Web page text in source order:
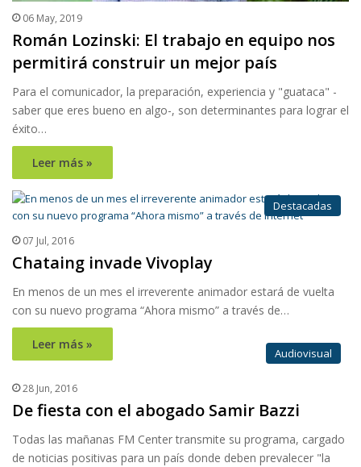
06 May, 2019
Román Lozinski: El trabajo en equipo nos
permitirá construir un mejor país
Para el comunicador, la preparación, experiencia y "guataca" -
saber que eres bueno en algo-, son determinantes para lograr el
éxito…
Leer más »
Destacadas
07 Jul, 2016
Chataing invade Vivoplay
En menos de un mes el irreverente animador estará de vuelta
con su nuevo programa “Ahora mismo” a través de…
Leer más »
Audiovisual
28 Jun, 2016
De fiesta con el abogado Samir Bazzi
Todas las mañanas FM Center transmite su programa, cargado
de noticias positivas para un país donde deben prevalecer "la